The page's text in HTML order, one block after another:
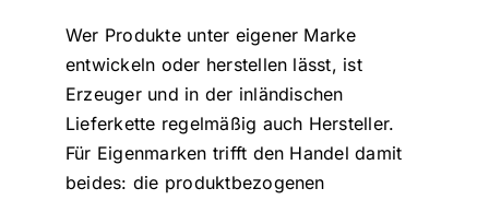
Wer Produkte unter eigener Marke
entwickeln oder herstellen lässt, ist
Erzeuger und in der inländischen
Lieferkette regelmäßig auch Hersteller.
Für Eigenmarken trifft den Handel damit
beides: die produktbezogenen